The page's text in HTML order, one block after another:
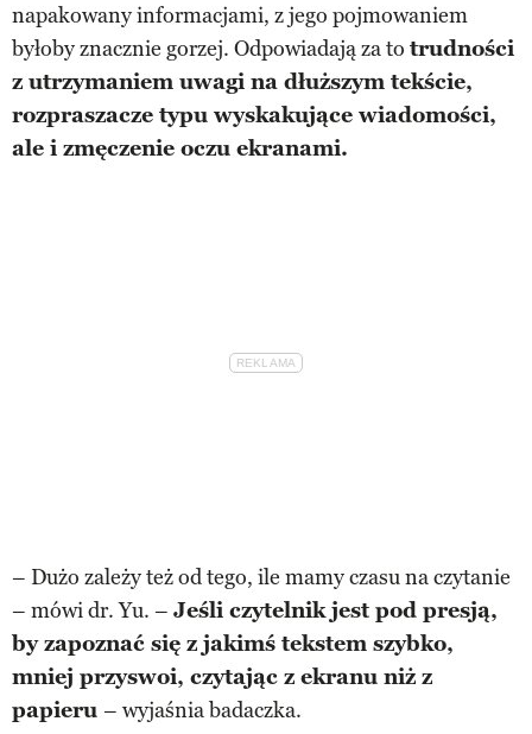
napakowany informacjami, z jego pojmowaniem
byłoby znacznie gorzej. Odpowiadają za to trudności
z utrzymaniem uwagi na dłuższym tekście,
rozpraszacze typu wyskakujące wiadomości,
ale i zmęczenie oczu ekranami.
– Dużo zależy też od tego, ile mamy czasu na czytanie
– mówi dr. Yu. – Jeśli czytelnik jest pod presją,
by zapoznać się z jakimś tekstem szybko,
mniej przyswoi, czytając z ekranu niż z
papieru – wyjaśnia badaczka.